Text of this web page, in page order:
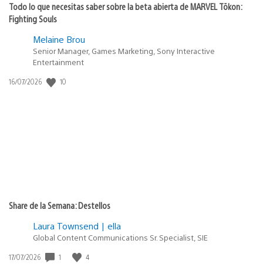
Todo lo que necesitas saber sobre la beta abierta de MARVEL Tōkon:
Fighting Souls
Melaine Brou
Senior Manager, Games Marketing, Sony Interactive
Entertainment
Fecha
16/07/2026 10
Share de la Semana: Destellos
Laura Townsend | ella
Global Content Communications Sr. Specialist, SIE
Fecha
17/07/2026 1 4